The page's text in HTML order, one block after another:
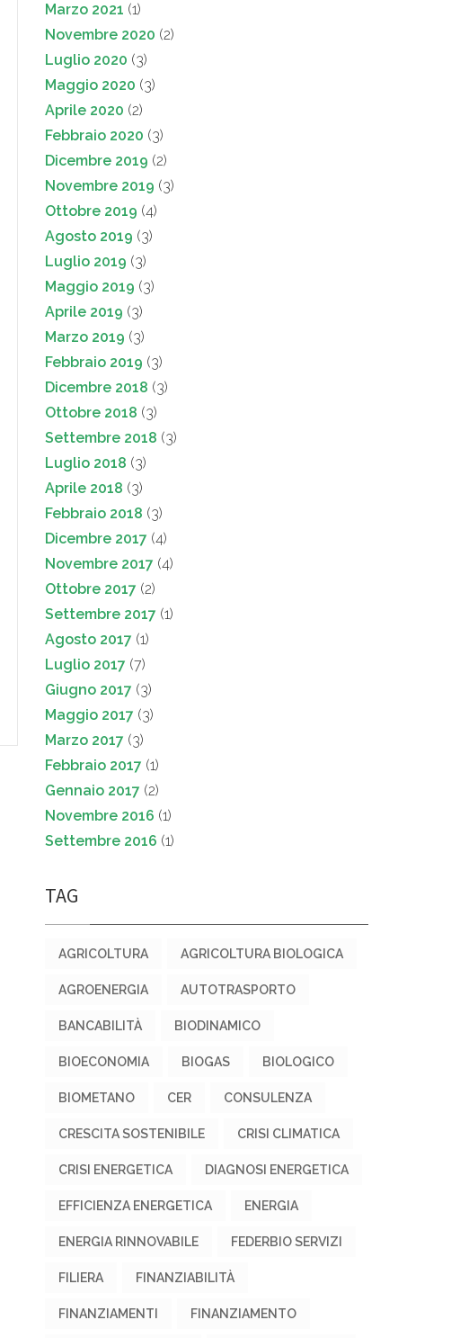
Marzo 2021 (1)
Novembre 2020 (2)
Luglio 2020 (3)
Maggio 2020 (3)
Aprile 2020 (2)
Febbraio 2020 (3)
Dicembre 2019 (2)
Novembre 2019 (3)
Ottobre 2019 (4)
Agosto 2019 (3)
Luglio 2019 (3)
Maggio 2019 (3)
Aprile 2019 (3)
Marzo 2019 (3)
Febbraio 2019 (3)
Dicembre 2018 (3)
Ottobre 2018 (3)
Settembre 2018 (3)
Luglio 2018 (3)
Aprile 2018 (3)
Febbraio 2018 (3)
Dicembre 2017 (4)
Novembre 2017 (4)
Ottobre 2017 (2)
Settembre 2017 (1)
Agosto 2017 (1)
Luglio 2017 (7)
Giugno 2017 (3)
Maggio 2017 (3)
Marzo 2017 (3)
Febbraio 2017 (1)
Gennaio 2017 (2)
Novembre 2016 (1)
Settembre 2016 (1)
TAG
AGRICOLTURA AGRICOLTURA BIOLOGICA
AGROENERGIA AUTOTRASPORTO
BANCABILITÀ BIODINAMICO
BIOECONOMIA BIOGAS BIOLOGICO
BIOMETANO CER CONSULENZA
CRESCITA SOSTENIBILE CRISI CLIMATICA
CRISI ENERGETICA DIAGNOSI ENERGETICA
EFFICIENZA ENERGETICA ENERGIA
ENERGIA RINNOVABILE FEDERBIO SERVIZI
FILIERA FINANZIABILITÀ
FINANZIAMENTI FINANZIAMENTO